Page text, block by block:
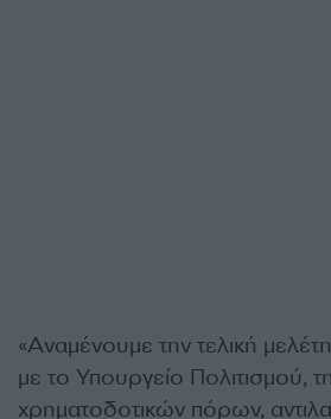
«Αναμένουμε την τελική
με το Υπουργείο Πολιτισμού,
χρηματοδοτικών πόρων,